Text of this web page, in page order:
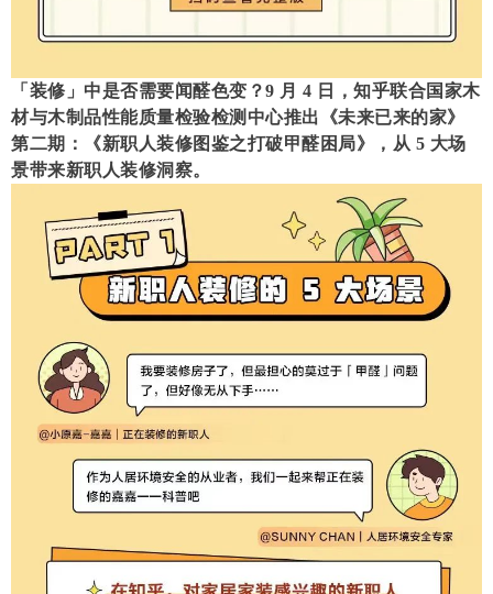
「装修 」 中是否需要闻醛色变？9 月 4 日，知乎联合国家木
材与木制品性能质量检验检测中心推出《未来已来的家》
第二期：《新职人装修图鉴之打破甲醛困局》，从 5 大场
景带来新职人装修洞察。